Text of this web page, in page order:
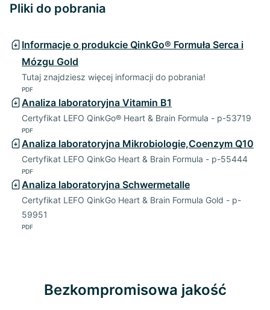
Pliki do pobrania
Informacje o produkcie QinkGo® Formuła Serca i
Mózgu Gold
Tutaj znajdziesz więcej informacji do pobrania!
PDF
Analiza laboratoryjna Vitamin B1
Certyfikat LEFO QinkGo® Heart & Brain Formula - p-53719
PDF
Analiza laboratoryjna Mikrobiologie,Coenzym Q10
Certyfikat LEFO QinkGo Heart & Brain Formula - p-55444
PDF
Analiza laboratoryjna Schwermetalle
Certyfikat LEFO QinkGo Heart & Brain Formula Gold - p-
59951
PDF
Bezkompromisowa jakość